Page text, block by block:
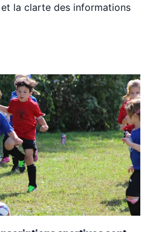
la clarte des informations